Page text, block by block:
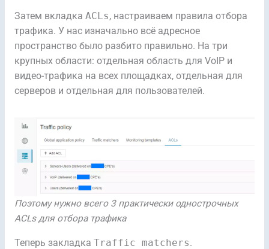
Затем вкладка ACLs, настраиваем правила отбора
трафика. У нас изначально всё адресное
пространство было разбито правильно. На три
крупных области: отдельная область для VoIP и
видео-трафика на всех площадках, отдельная для
серверов и отдельная для пользователей.
Поэтому нужно всего 3 практически однострочных
ACLs для отбора трафика
Теперь закладка Traffic matchers.